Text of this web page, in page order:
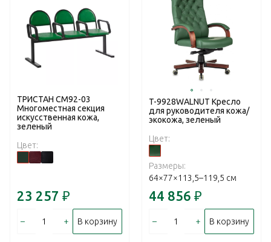
ТРИСТАН СМ92-03
Многоместная секция
искусственная кожа,
зеленый
Цвет:
23 257 ₽
– + В корзину
T-9928WALNUT Кресло
для руководителя кожа/
экокожа, зеленый
Цвет:
Размеры:
64×77×113,5–119,5 см
44 856 ₽
– + В корзину